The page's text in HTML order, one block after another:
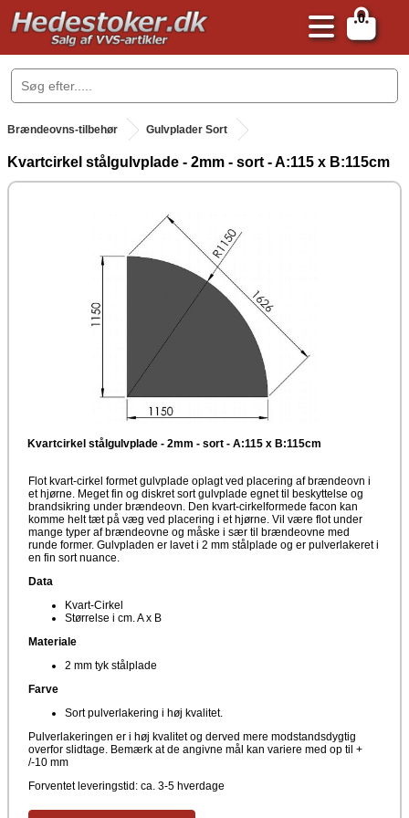
0
.
Brændeovns-tilbehør Gulvplader Sort
Kvartcirkel stålgulvplade - 2mm - sort - A:115 x B:115cm
Kvartcirkel stålgulvplade - 2mm - sort - A:115 x B:115cm
Flot kvart-cirkel formet gulvplade oplagt ved placering af brændeovn i
et hjørne. Meget fin og diskret sort gulvplade egnet til beskyttelse og
brandsikring under brændeovn. Den kvart-cirkelformede facon kan
komme helt tæt på væg ved placering i et hjørne. Vil være flot under
mange typer af brændeovne og måske i sær til brændeovne med
runde former. Gulvpladen er lavet i 2 mm stålplade og er pulverlakeret i
en fin sort nuance.
Data
Kvart-Cirkel
Størrelse i cm. A x B
Materiale
2 mm tyk stålplade
Farve
Sort pulverlakering i høj kvalitet.
Pulverlakeringen er i høj kvalitet og derved mere modstandsdygtig
overfor slidtage. Bemærk at de angivne mål kan variere med op til +
/-10 mm
Forventet leveringstid: ca. 3-5 hverdage